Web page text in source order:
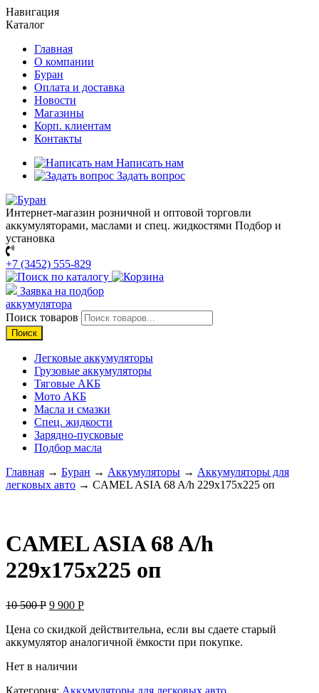
Навигация
Каталог
Главная
О компании
Буран
Оплата и доставка
Новости
Магазины
Корп. клиентам
Контакты
Написать нам
Задать вопрос
Интернет-магазин розничной и оптовой торговли
аккумуляторами, маслами и спец. жидкостями Подбор и
установка
+7 (3452) 555-829
Заявка на подбор
аккумулятора
Поиск товаров
Поиск
Легковые аккумуляторы
Грузовые аккумуляторы
Тяговые АКБ
Мото АКБ
Масла и смазки
Спец. жидкости
Зарядно-пусковые
Подбор масла
Главная → Буран → Аккумуляторы → Аккумуляторы для
легковых авто → CAMEL ASIA 68 A/h 229x175x225 оп
CAMEL ASIA 68 A/h
229x175x225 оп
10 500Р 9 900 Р
Цена со скидкой действительна, если вы сдаете старый
аккумулятор аналогичной ёмкости при покупке.
Нет в наличии
Категория: Аккумуляторы для легковых авто